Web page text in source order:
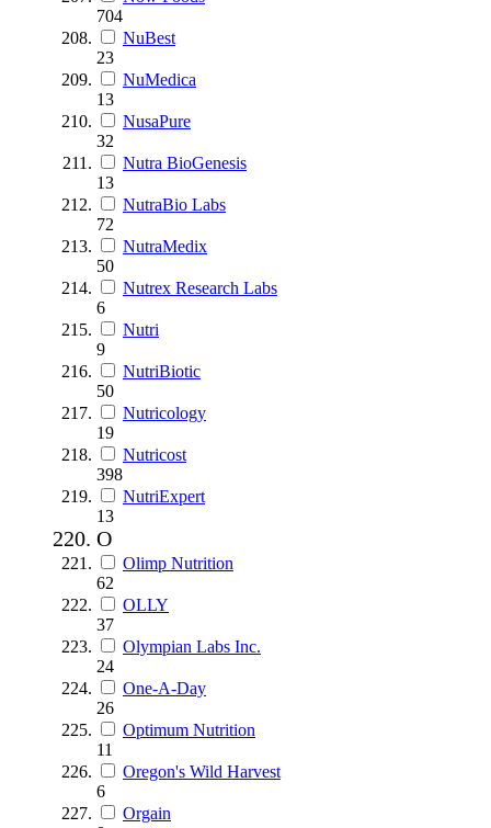
704
NuBest
23
NuMedica
13
NusaPure
32
Nutra BioGenesis
13
NutraBio Labs
72
NutraMedix
50
Nutrex Research Labs
6
Nutri
9
NutriBiotic
50
Nutricology
19
Nutricost
398
NutriExpert
13
O
Olimp Nutrition
62
OLLY
37
Olympian Labs Inc.
24
One-A-Day
26
Optimum Nutrition
11
Oregon's Wild Harvest
6
Orgain